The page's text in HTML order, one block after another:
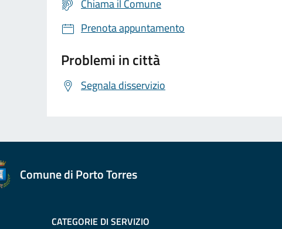
Chiama il Comune
Prenota appuntamento
Problemi in città
Segnala disservizio
Comune di Porto Torres
CATEGORIE DI SERVIZIO